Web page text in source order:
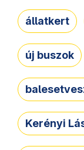
állatkert
új buszok
Kerényi